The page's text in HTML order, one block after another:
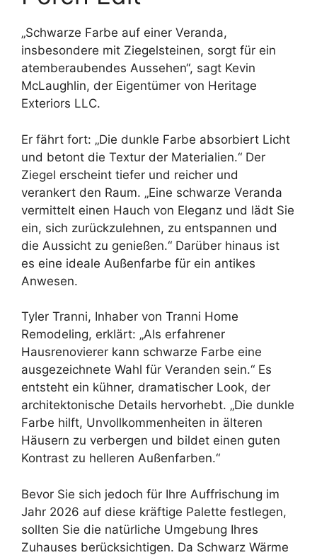
„Schwarze Farbe auf einer Veranda,
insbesondere mit Ziegelsteinen, sorgt für ein
atemberaubendes Aussehen“, sagt Kevin
McLaughlin, der Eigentümer von Heritage
Exteriors LLC.
Er fährt fort: „Die dunkle Farbe absorbiert Licht
und betont die Textur der Materialien.“ Der
Ziegel erscheint tiefer und reicher und
verankert den Raum. „Eine schwarze Veranda
vermittelt einen Hauch von Eleganz und lädt Sie
ein, sich zurückzulehnen, zu entspannen und
die Aussicht zu genießen.“ Darüber hinaus ist
es eine ideale Außenfarbe für ein antikes
Anwesen.
Tyler Tranni, Inhaber von Tranni Home
Remodeling, erklärt: „Als erfahrener
Hausrenovierer kann schwarze Farbe eine
ausgezeichnete Wahl für Veranden sein.“ Es
entsteht ein kühner, dramatischer Look, der
architektonische Details hervorhebt. „Die dunkle
Farbe hilft, Unvollkommenheiten in älteren
Häusern zu verbergen und bildet einen guten
Kontrast zu helleren Außenfarben.“
Bevor Sie sich jedoch für Ihre Auffrischung im
Jahr 2026 auf diese kräftige Palette festlegen,
sollten Sie die natürliche Umgebung Ihres
Zuhauses berücksichtigen. Da Schwarz Wärme